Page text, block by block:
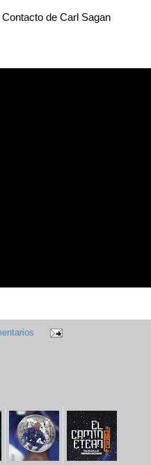
de Carl Sagan